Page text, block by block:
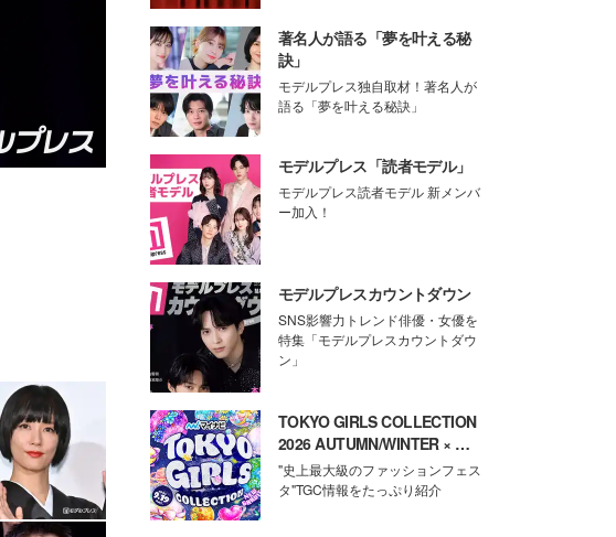
著名人が語る「夢を叶える秘
訣」
モデルプレス独自取材！著名人が
語る「夢を叶える秘訣」
モデルプレス「読者モデル」
モデルプレス読者モデル 新メンバ
ー加入！
モデルプレスカウントダウン
SNS影響力トレンド俳優・女優を
特集「モデルプレスカウントダウ
ン」
TOKYO GIRLS COLLECTION
2026 AUTUMN/WINTER × モ
デルプレス
"史上最大級のファッションフェス
タ"TGC情報をたっぷり紹介